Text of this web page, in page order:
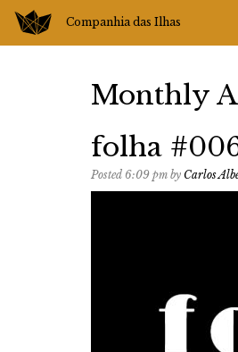
Companhia das Ilhas
Monthly
folha
Posted 6:09 pm by Carlos